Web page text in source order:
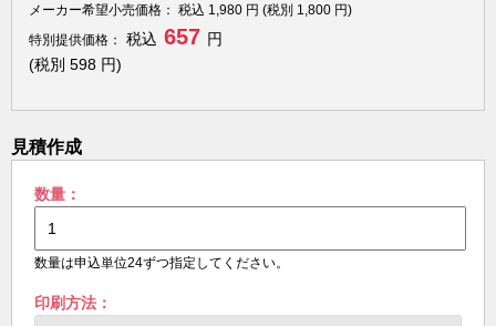
メーカー希望小売価格： 税込 1,980 円 (税別 1,800 円)
特別提供価格：
税込 657 円
(税別 598 円)
見積作成
数量：
数量は申込単位24ずつ指定してください。
印刷方法：